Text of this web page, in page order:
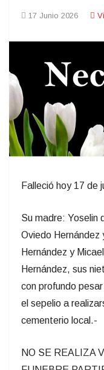
17 Junio 2026
Falleció hoy 17 de
Su madre: Yoselin
Oviedo
Hernández y
Hernández, sus
con profundo
el sepelio a
cementerio local.-
NO SE REALIZA